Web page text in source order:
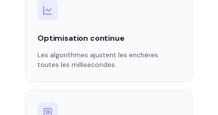
Optimisation continue
Les algorithmes ajustent les enchères
toutes les millisecondes.